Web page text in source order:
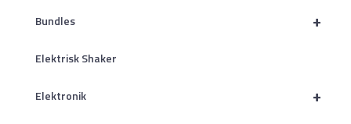
+
Bundles
Elektrisk Shaker
+
Elektronik